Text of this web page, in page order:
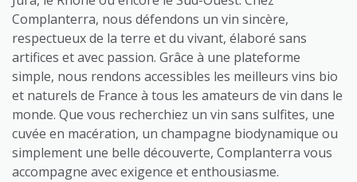
Complanterra, nous défendons un vin sincère,
respectueux de la terre et du vivant, élaboré sans
artifices et avec passion. Grâce à une plateforme
simple, nous rendons accessibles les meilleurs vins bio
et naturels de France à tous les amateurs de vin dans le
monde. Que vous recherchiez un vin sans sulfites, une
cuvée en macération, un champagne biodynamique ou
simplement une belle découverte, Complanterra vous
accompagne avec exigence et enthousiasme.